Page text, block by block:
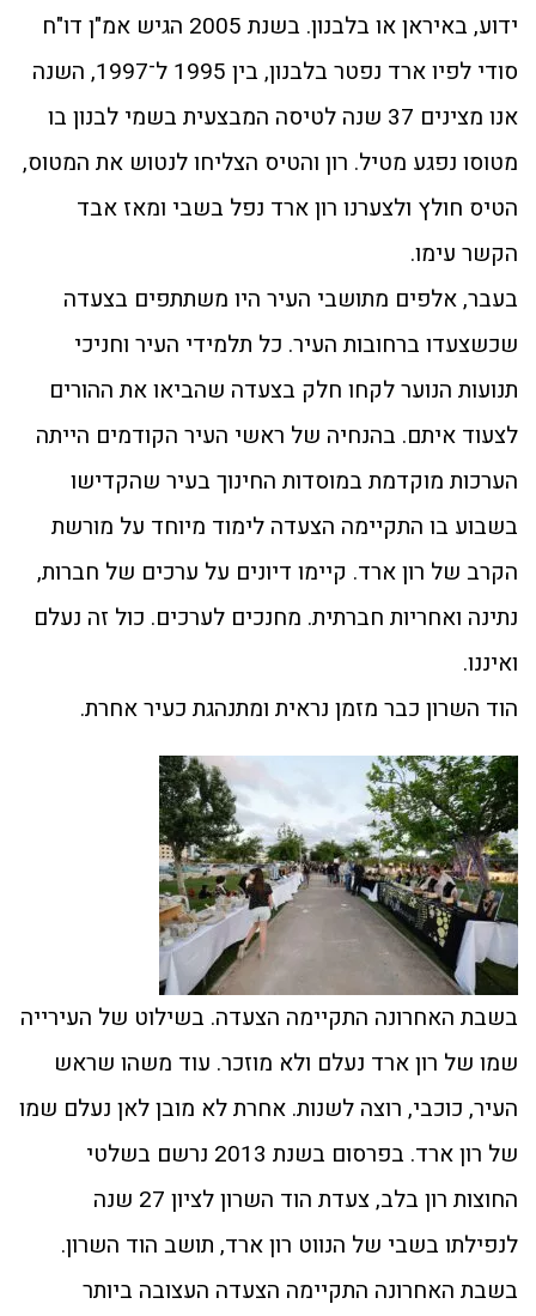
ידוע, באיראן או בלבנון. בשנת 2005 הגיש אמ"ן דו"ח
סודי לפיו ארד נפטר בלבנון, בין 1995 ל־1997, השנה
אנו מצינים 37 שנה לטיסה המבצעית בשמי לבנון בו
מטוסו נפגע מטיל. רון והטיס הצליחו לנטוש את המטוס,
הטיס חולץ ולצערנו רון ארד נפל בשבי ומאז אבד
הקשר עימו.
בעבר, אלפים מתושבי העיר היו משתתפים בצעדה
שכשצעדו ברחובות העיר. כל תלמידי העיר וחניכי
תנועות הנוער לקחו חלק בצעדה שהביאו את ההורים
לצעוד איתם. בהנחיה של ראשי העיר הקודמים הייתה
הערכות מוקדמת במוסדות החינוך בעיר שהקדישו
בשבוע בו התקיימה הצעדה לימוד מיוחד על מורשת
הקרב של רון ארד. קיימו דיונים על ערכים של חברות,
נתינה ואחריות חברתית. מחנכים לערכים. כול זה נעלם
ואיננו.
הוד השרון כבר מזמן נראית ומתנהגת כעיר אחרת.
בשבת האחרונה התקיימה הצעדה. בשילוט של העירייה
שמו של רון ארד נעלם ולא מוזכר. עוד משהו שראש
העיר, כוכבי, רוצה לשנות. אחרת לא מובן לאן נעלם שמו
של רון ארד. בפרסום בשנת 2013 נרשם בשלטי
החוצות רון בלב, צעדת הוד השרון לציון 27 שנה
לנפילתו בשבי של הנווט רון ארד, תושב הוד השרון.
בשבת האחרונה התקיימה הצעדה העצובה ביותר